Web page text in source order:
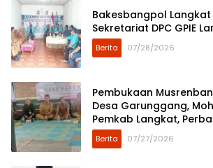
Bakesbangpol Langkat
Sekretariat DPC GPIE
Berita 07/28/2026
Pembukaan
Desa Garunggang,
Pemkab Langkat,
di Dusun Mejuah-Juah
Berita 07/27/2026